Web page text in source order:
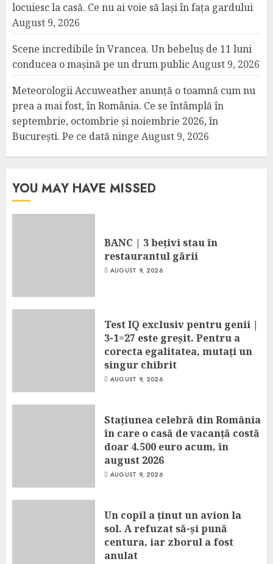
locuiesc la casă. Ce nu ai voie să lași în fața gardului
August 9, 2026
Scene incredibile în Vrancea. Un bebeluș de 11 luni
conducea o mașină pe un drum publicAugust 9, 2026
Meteorologii Accuweather anunță o toamnă cum nu
prea a mai fost, în România. Ce se întâmplă în
septembrie, octombrie și noiembrie 2026, în
București. Pe ce dată ninge August 9, 2026
YOU MAY HAVE MISSED
BANC | 3 bețivi stau în
restaurantul gării
AUGUST 9, 2026
Test IQ exclusiv pentru genii |
3-1=27 este greșit. Pentru a
corecta egalitatea, mutați un
singur chibrit
AUGUST 9, 2026
Stațiunea celebră din România
în care o casă de vacanță costă
doar 4.500 euro acum, în
august 2026
AUGUST 9, 2026
Un copil a ținut un avion la
sol. A refuzat să-și pună
centura, iar zborul a fost
anulat